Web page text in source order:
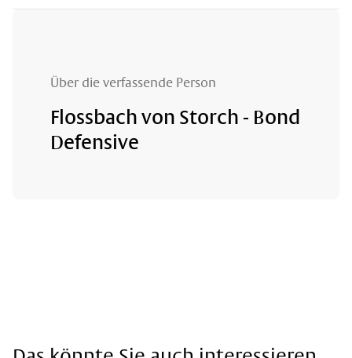
Über die verfassende Person
Flossbach von Storch - Bond
Defensive